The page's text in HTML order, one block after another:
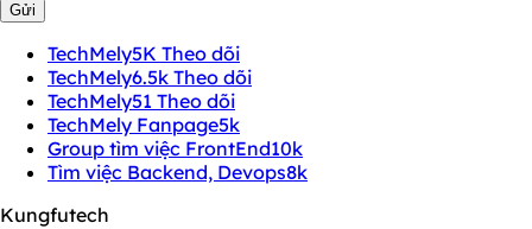
Gửi
TechMely5K Theo dõi
TechMely6.5k Theo dõi
TechMely51 Theo dõi
TechMely Fanpage5k
Group tìm việc FrontEnd10k
Tìm việc Backend, Devops8k
Kungfutech